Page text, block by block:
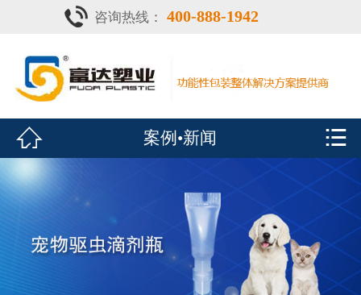
 首页
案例•新闻
展会风采
咨询热线： 400-888-1942
 案例•新闻 